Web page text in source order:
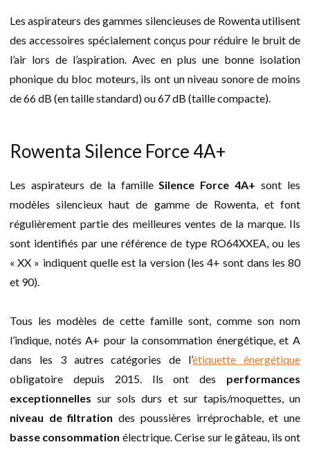
Les aspirateurs des gammes silencieuses de Rowenta utilisent
des accessoires spécialement conçus pour réduire le bruit de
l’air lors de l’aspiration. Avec en plus une bonne isolation
phonique du bloc moteurs, ils ont un niveau sonore de moins
de 66 dB (en taille standard) ou 67 dB (taille compacte).
Rowenta Silence Force 4A+
Les aspirateurs de la familleSilence Force 4A+ sont les
modèles silencieux haut de gamme de Rowenta, et font
régulièrement partie des meilleures ventes de la marque. Ils
sont identifiés par une référence de type RO64XXEA, ou les
« XX » indiquent quelle est la version (les 4+ sont dans les 80
et 90).
Tous les modèles de cette famille sont, comme son nom
l’indique, notés A+ pour la consommation énergétique, et A
dans les 3 autres catégories de l’étiquette énergétique
obligatoire depuis 2015. Ils ont des performances
exceptionnelles sur sols durs et sur tapis/moquettes, un
niveau de filtration des poussières irréprochable, et une
basse consommation électrique. Cerise sur le gâteau, ils ont